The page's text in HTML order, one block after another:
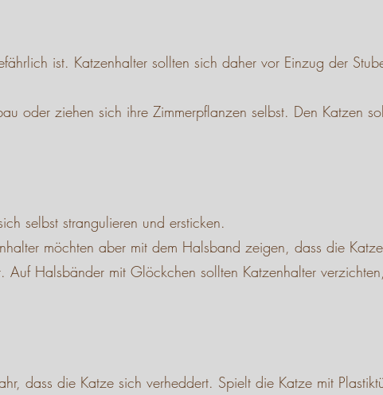
ist. Katzenhalter sollten sich daher vor Einzug der
oder ziehen sich ihre Zimmerpflanzen selbst. Den Katzen
selbst strangulieren und ersticken.
möchten aber mit dem Halsband zeigen, dass die
Halsbänder mit Glöckchen sollten Katzenhalter
die Katze sich verheddert. Spielt die Katze mit